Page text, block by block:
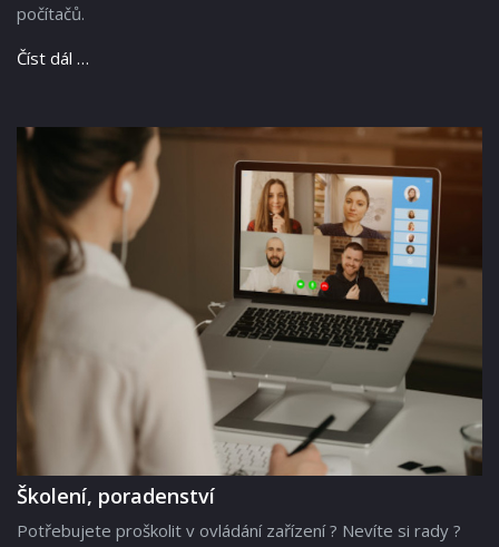
počítačů.
Číst dál …
Školení, poradenství
Potřebujete proškolit v ovládání zařízení ? Nevíte si rady ?